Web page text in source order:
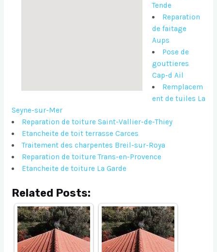
Tende
Reparation
de faitage
Aups
Pose de
gouttieres
Cap-d Ail
Remplacem
ent de tuiles La
Seyne-sur-Mer
Reparation de toiture Saint-Vallier-de-Thiey
Etancheite de toit terrasse Carces
Traitement des charpentes Breil-sur-Roya
Reparation de toiture Trans-en-Provence
Etancheite de toiture La Garde
Related Posts: